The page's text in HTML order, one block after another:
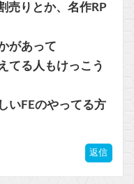
売りとか、名作RP
があって
てる人もけっこう
いFEのやってる方
返信